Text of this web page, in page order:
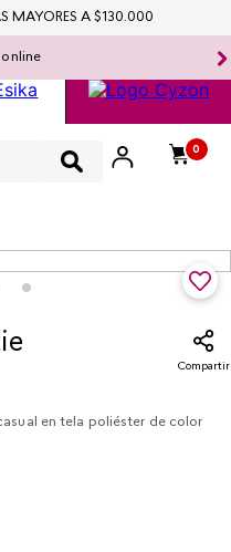
0
MAYORES A $130.000
Compartir
en tela poliéster de color